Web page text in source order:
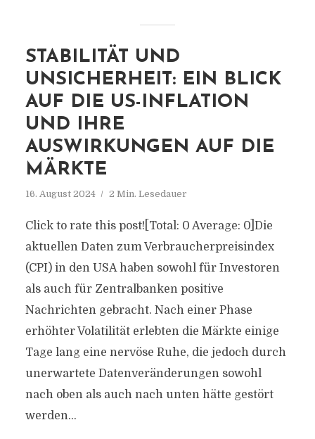
STABILITÄT UND
UNSICHERHEIT: EIN BLICK
AUF DIE US-INFLATION
UND IHRE
AUSWIRKUNGEN AUF DIE
MÄRKTE
16. August 2024 2 Min. Lesedauer
Click to rate this post![Total: 0 Average: 0]Die
aktuellen Daten zum Verbraucherpreisindex
(CPI) in den USA haben sowohl für Investoren
als auch für Zentralbanken positive
Nachrichten gebracht. Nach einer Phase
erhöhter Volatilität erlebten die Märkte einige
Tage lang eine nervöse Ruhe, die jedoch durch
unerwartete Datenveränderungen sowohl
nach oben als auch nach unten hätte gestört
werden...